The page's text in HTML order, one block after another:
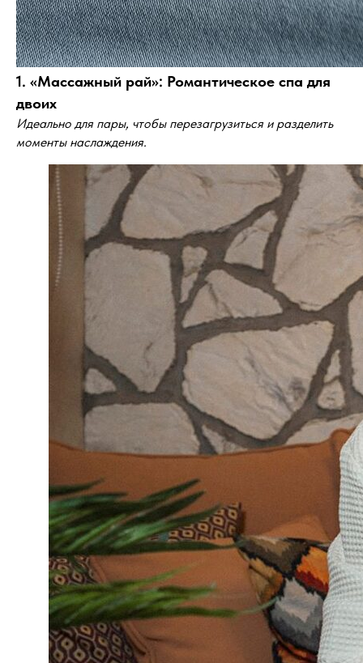
1. «Массажный рай»: Романтическое спа для
двоих
Идеально для пары, чтобы перезагрузиться и разделить
моменты наслаждения.